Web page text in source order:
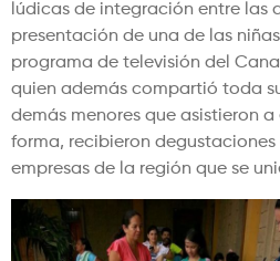
lúdicas de integración entre las
presentación de una de las
programa de televisión del Canal
quien además compartió toda
demás menores que asistieron a
forma, recibieron
empresas de la región que se